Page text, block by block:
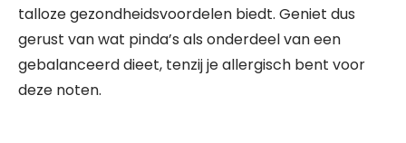
talloze gezondheidsvoordelen biedt. Geniet dus
gerust van wat pinda’s als onderdeel van een
gebalanceerd dieet, tenzij je allergisch bent voor
deze noten.